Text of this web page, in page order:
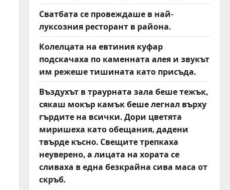
Сватбата се провеждаше в най-
луксозния ресторант в района.
Колелцата на евтиния куфар
подскачаха по каменната алея и звукът
им режеше тишината като присъда.
Въздухът в траурната зала беше тежък,
сякаш мокър камък беше легнал върху
гърдите на всички. Дори цветята
миришеха като обещания, дадени
твърде късно. Свещите трепкаха
неуверено, а лицата на хората се
сливаха в една безкрайна сива маса от
скръб.